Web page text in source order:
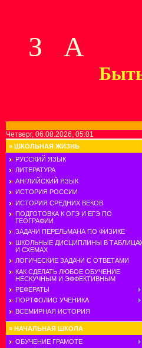
З А
Четверг, 06.08.2026, 05:01
» ШКОЛЬНАЯ ЖИЗНЬ
РУССКИЙ ЯЗЫК
ЛИТЕРАТУРА
АНГЛИЙСКИЙ ЯЗЫК
ИСТОРИЯ РОССИИ
ИСТОРИЯ СРЕДНИХ ВЕКОВ
ПОДГОТОВКА К ОГЭ И ЕГЭ ПО
ГЕОГРАФИИ
ЗАДАЧИ ПЕРЕЛЬМАНА ПО ФИЗИКЕ
ШКОЛЬНЫЕ ДИСЦИПЛИНЫ В
И СХЕМАХ
ЛОГИЧЕСКИЕ ЗАДАЧИ С ОТВЕТАМИ
КАК СДЕЛАТЬ ЛЮБОЕ ОБУЧЕНИЕ
НЕСКУЧНЫМ И ЭФФЕКТИВНЫМ
РЕФЕРАТЫ
ПОРТФОЛИО УЧЕНИКА
ВСЕМИРНАЯ ИСТОРИЯ
» НАЧАЛЬНАЯ ШКОЛА
ОБУЧЕНИЕ ГРАМОТЕ